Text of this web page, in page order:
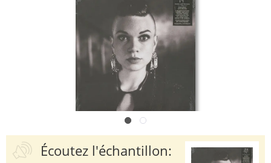
Écoutez l'échantillon: